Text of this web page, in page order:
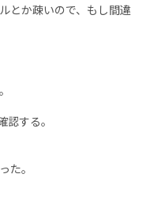
とか疎いので、もし間違
する。
た。